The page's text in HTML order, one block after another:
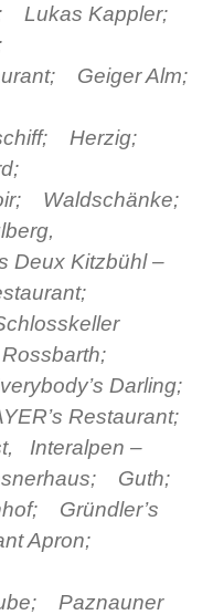
Lukas Kappler;
Geiger Alm;
Herzig;
Waldschänke;
Kitzbühl –
Darling;
Restaurant;
Interalpen –
Guth;
Gründler’s
Apron;
Paznauner